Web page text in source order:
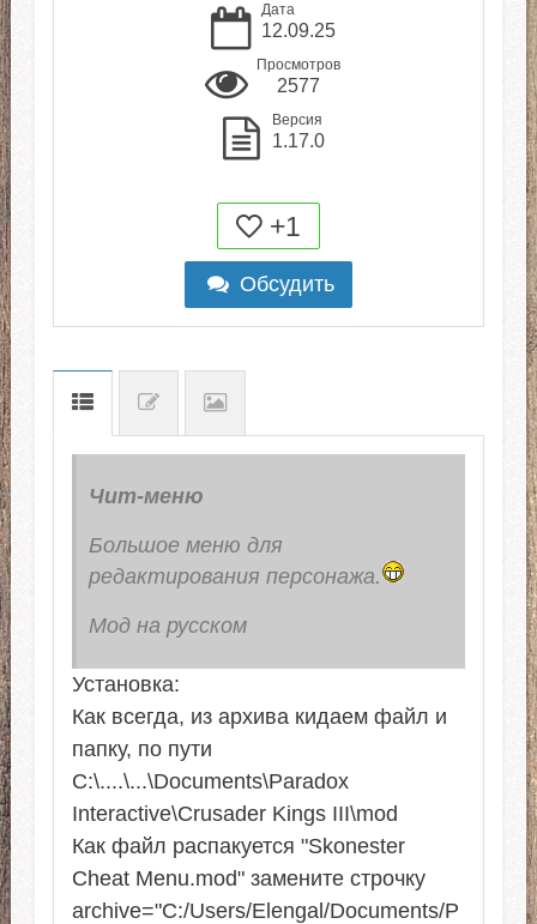
Дата
12.09.25
Просмотров
2577
Версия
1.17.0
+1
Обсудить
Чит-меню
Большое меню для
редактирования персонажа.
Мод на русском
Установка:
Как всегда, из архива кидаем файл и
папку, по пути
C:\....\...\Documents\Paradox
Interactive\Crusader Kings III\mod
Как файл распакуется "Skonester
Cheat Menu.mod" замените строчку
archive="C:/Users/Elengal/Documents/P